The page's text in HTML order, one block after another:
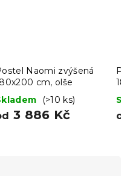
Naomi zvýšená
cm, olše
(>10 ks)
3 886 Kč od